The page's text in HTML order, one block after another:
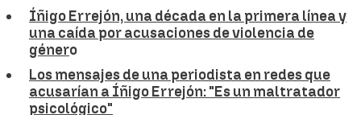
Íñigo Errejón, una década en la primera línea y
una caída por acusaciones de violencia de
género
Los mensajes de una periodista en redes que
acusarían a Íñigo Errejón: "Es un maltratador
psicológico"